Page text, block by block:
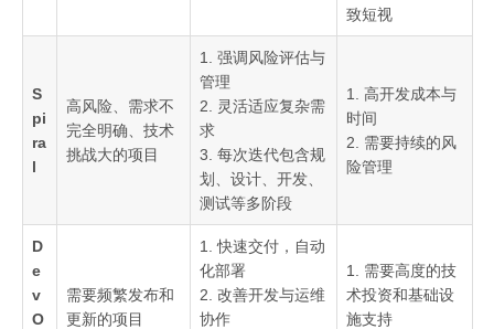
致短视
S
pi
ra
l
高风险、需求不
完全明确、技术
挑战大的项目
1. 强调风险评估与
管理
2. 灵活适应复杂需
求
3. 每次迭代包含规
划、设计、开发、
测试等多阶段
1. 高开发成本与
时间
2. 需要持续的风
险管理
D
e
v
O
需要频繁发布和
更新的项目
1. 快速交付，自动
化部署
2. 改善开发与运维
协作
1. 需要高度的技
术投资和基础设
施支持